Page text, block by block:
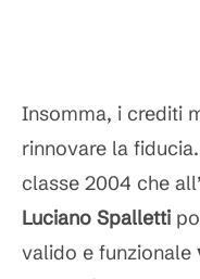
Insomma, i crediti
rinnovare la
classe 2004 che
Luciano Spalletti
valido e funzionale